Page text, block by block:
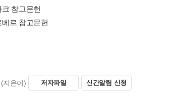
크 참고문헌
베르 참고문헌
(지은이) 저자파일 신간알림 신청